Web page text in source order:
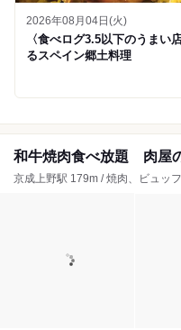
2026年08月04日(火)
〈食べログ3.5以下のうまい
るスペイン郷土料理
和牛焼肉食べ放題 肉屋
京成上野駅 179m / 焼肉、ビュッ